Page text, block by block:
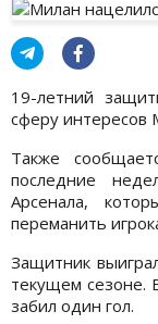
19-летний
сферу интересов
Также
последние
Арсенала,
переманить
Защитник
текущем сезоне.
забил один гол.